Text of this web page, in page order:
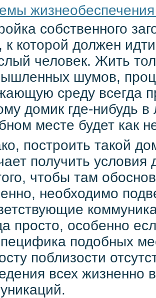
собственного
к которой должен
человек. Жить
шумов,
среду всегда
домик где-нибудь
месте будет как
построить такой
получить
чтобы там
необходимо
просто, особенно
подобных
поблизости
всех жизненно